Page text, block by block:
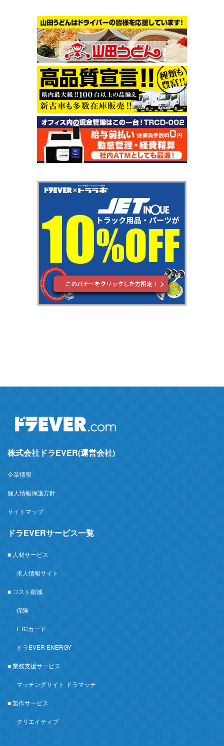
株式会社ドラEVER(運営会社)
企業情報
個人情報保護方針
サイトマップ
ドラEVERサービス一覧
■ 人材サービス
求人情報サイト
■ コスト削減
保険
ETCカード
ドラEVER ENERGY
■ 業務支援サービス
マッチングサイト ドラマッチ
■ 製作サービス
クリエイティブ